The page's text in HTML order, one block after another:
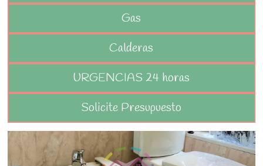
Gas
Calderas
URGENCIAS 24 horas
Solicite Presupuesto